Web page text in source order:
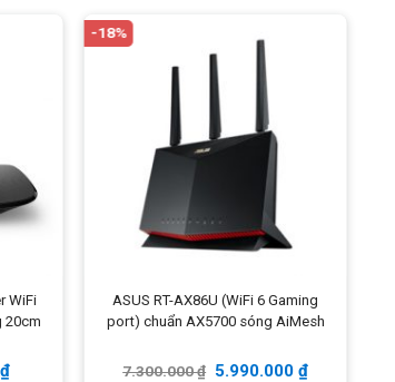
WiFi
20cm
₫
-18%
ASUS RT-AX86U (WiFi 6 Gaming
port) chuẩn AX5700 sóng AiMesh
7.300.000₫ 5.990.000₫